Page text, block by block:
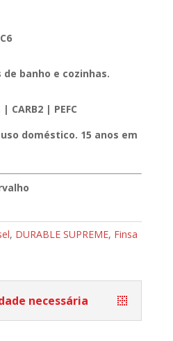
banho e cozinhas.
| CARB2 | PEFC
doméstico. 15 anos em
, DURABLE SUPREME, Finsa
necessária